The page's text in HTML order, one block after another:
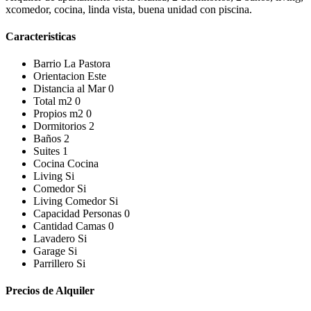
xcomedor, cocina, linda vista, buena unidad con piscina.
Caracteristicas
Barrio La Pastora
Orientacion Este
Distancia al Mar0
Total m2 0
Propios m2 0
Dormitorios 2
Baños 2
Suites 1
Cocina Cocina
Living Si
ComedorSi
Living ComedorSi
Capacidad Personas 0
Cantidad Camas 0
Lavadero Si
Garage Si
Parrillero Si
Precios de Alquiler